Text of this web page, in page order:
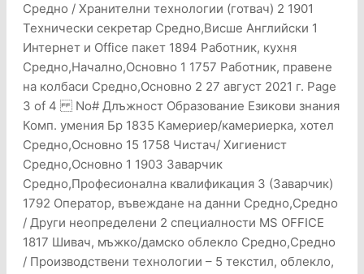
Средно / Хранителни технологии (готвач) 2 1901
Технически секретар Средно,Висше Английски 1
Интернет и Office пакет 1894 Работник, кухня
Средно,Начално,Основно 1 1757 Работник, правене
на колбаси Средно,Основно 2 27 август 2021 г. Page
3 of 4 No# Длъжност Образование Езикови знания
Комп. умения Бр 1835 Камериер/камериерка, хотел
Средно,Основно 15 1758 Чистач/ Хигиенист
Средно,Основно 1 1903 Заварчик
Средно,Професионална квалификация 3 (Заварчик)
1792 Оператор, въвеждане на данни Средно,Средно
/ Други неопределени 2 специалности MS OFFICE
1817 Шивач, мъжко/дамско облекло Средно,Средно
/ Производствени технологии – 5 текстил, облекло,